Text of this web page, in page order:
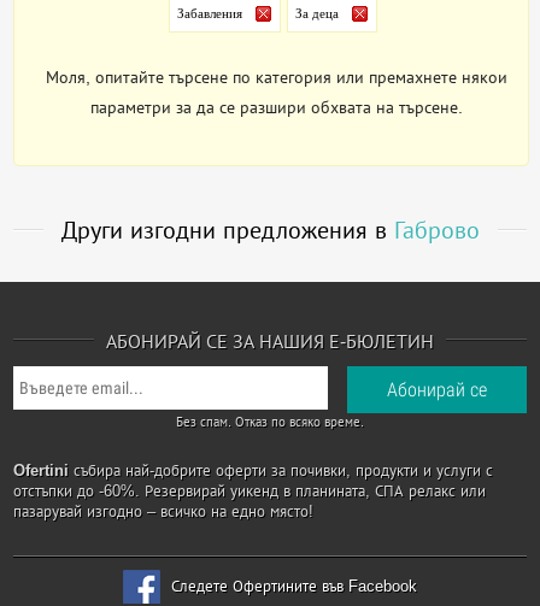
Забавления За деца
Моля, опитайте търсене по категория или премахнете някои
параметри за да се разшири обхвата на търсене.
Други изгодни предложения в Габрово
АБОНИРАЙ СЕ ЗА НАШИЯ Е-БЮЛЕТИН
Без спам. Отказ по всяко време.
Ofertini събира най-добрите оферти за почивки, продукти и услуги с
отстъпки до -60%. Резервирай уикенд в планината, СПА релакс или
пазарувай изгодно – всичко на едно място!
Следете Офертините във Facebook